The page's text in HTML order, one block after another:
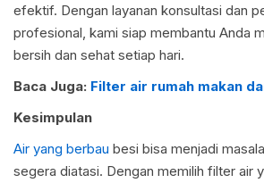
efektif. Dengan layanan konsultasi dan
profesional, kami siap membantu Anda
bersih dan sehat setiap hari.
Baca Juga: Filter air rumah makan
Kesimpulan
Air yang berbau besi bisa menjadi
segera diatasi. Dengan memilih filter air